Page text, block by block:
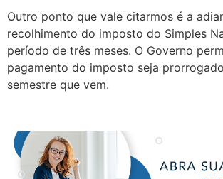
Outro ponto que vale citarmos é a
recolhimento do imposto do Simples
período de três meses. O Governo
pagamento do imposto seja
semestre que vem.